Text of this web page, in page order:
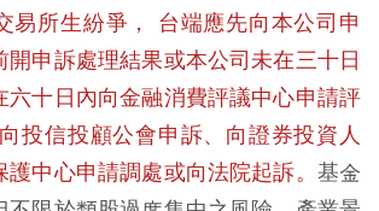
易所生紛爭， 台端應先向本公司申
開申訴處理結果或本公司未在三十日
六十日內向金融消費評議中心申請評
投信投顧公會申訴、向證券投資人
中心申請調處或向法院起訴。 基金